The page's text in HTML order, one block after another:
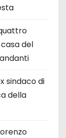
del
sindaco di
della